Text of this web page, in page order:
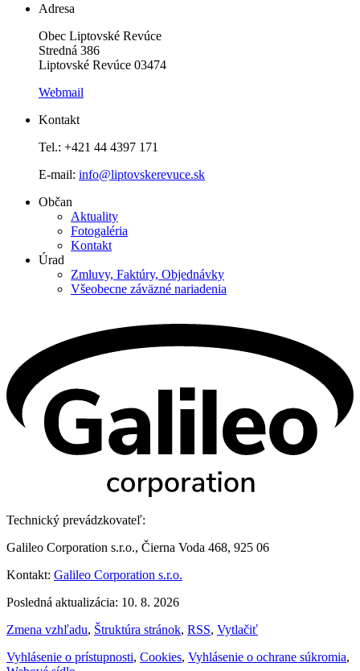
Adresa
Obec Liptovské Revúce
Stredná 386
Liptovské Revúce 03474
Webmail
Kontakt
Tel.: +421 44 4397 171
E-mail: info@liptovskerevuce.sk
Občan
Aktuality
Fotogaléria
Kontakt
Úrad
Zmluvy, Faktúry, Objednávky
Všeobecne záväzné nariadenia
Technický prevádzkovateľ:
Galileo Corporation s.r.o., Čierna Voda 468, 925 06
Kontakt: Galileo Corporation s.r.o.
Posledná aktualizácia: 10. 8. 2026
Zmena vzhľadu, Štruktúra stránok, RSS, Vytlačiť
Vyhlásenie o prístupnosti, Cookies, Vyhlásenie o ochrane súkromia,